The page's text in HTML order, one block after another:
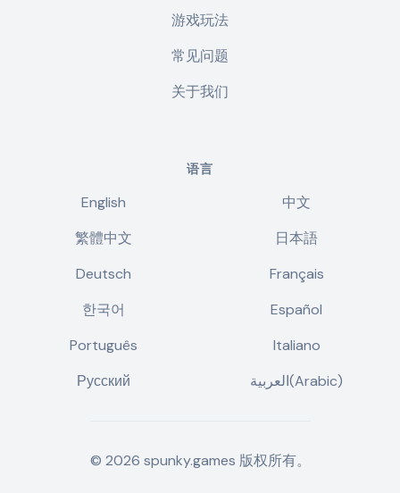
游戏玩法
常见问题
关于我们
语言
English
中文
繁體中文
日本語
Deutsch
Français
한국어
Español
Português
Italiano
Русский
العربية(Arabic)
© 2026 spunky.games 版权所有。